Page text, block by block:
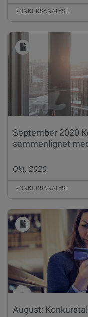
KONKURSANALYSE
September 2020
sammenlignet
Okt. 2020
KONKURSANALYSE
August: